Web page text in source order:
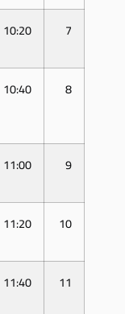
7
10:20
8
10:40
9
11:00
10
11:20
11
11:40